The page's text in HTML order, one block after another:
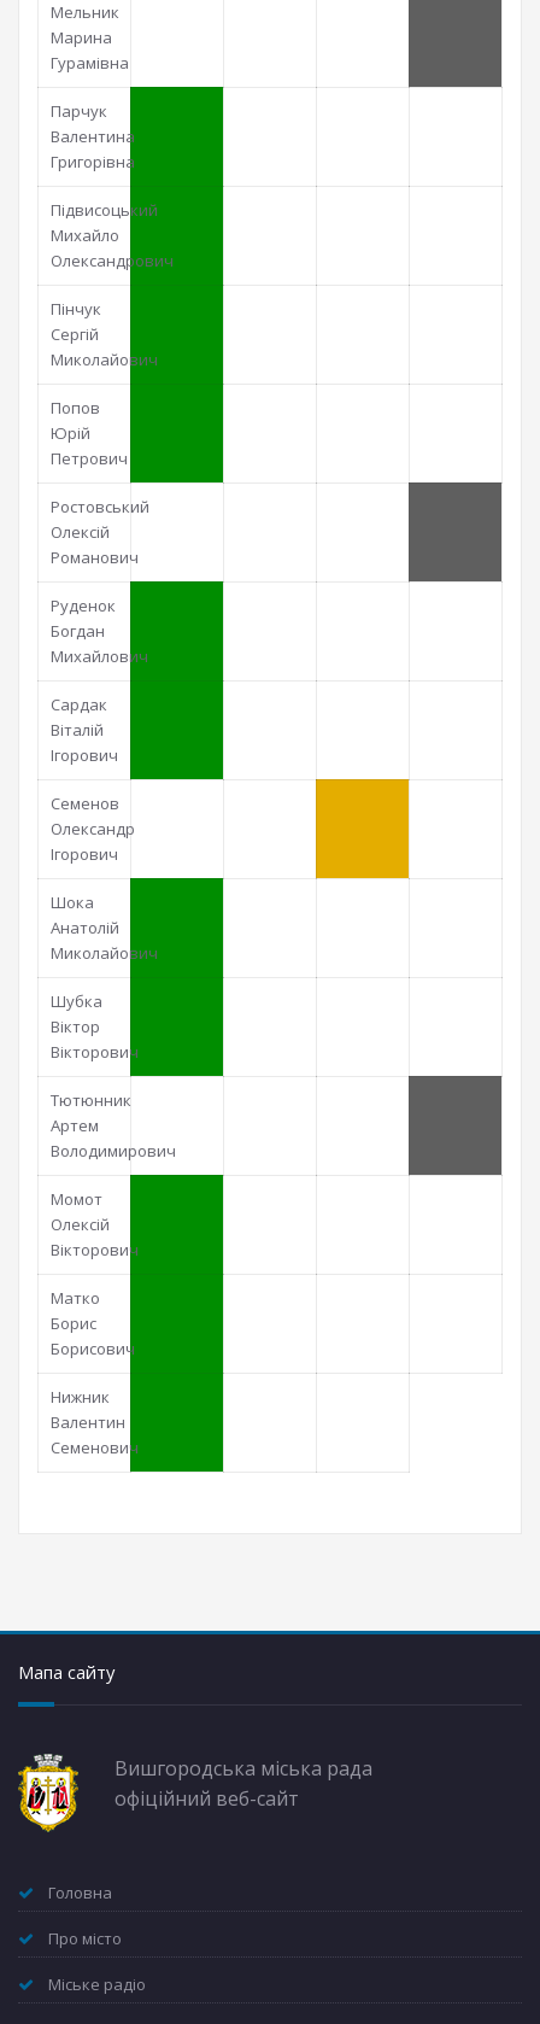
Мельник
Марина
Гурамівна
Парчук
Валентина
Григорівна
Підвисоцький
Михайло
Олександрович
Пінчук
Сергій
Миколайович
Попов
Юрій
Петрович
Ростовський
Олексій
Романович
Руденок
Богдан
Михайлович
Сардак
Віталій
Ігорович
Семенов
Олександр
Ігорович
Шока
Анатолій
Миколайович
Шубка
Віктор
Вікторович
Тютюнник
Артем
Володимирович
Момот
Олексій
Вікторович
Матко
Борис
Борисович
Нижник
Валентин
Семенович
Мапа сайту
Вишгородська міська рада
офіційний веб-сайт
Головна
Про місто
Міське радіо